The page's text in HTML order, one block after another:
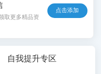
取更多精品资
点击添加
自我提升专区